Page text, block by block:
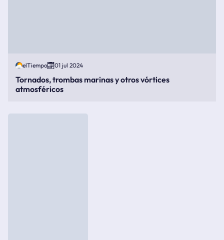
elTiempo 01 jul 2024
Tornados, trombas marinas y otros vórtices
atmosféricos